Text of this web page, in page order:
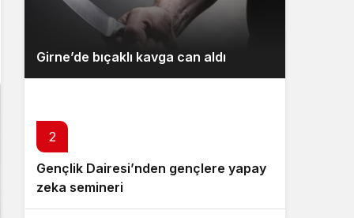
Girne’de bıçaklı kavga can aldı
2
Gençlik Dairesi’nden gençlere yapay
zeka semineri